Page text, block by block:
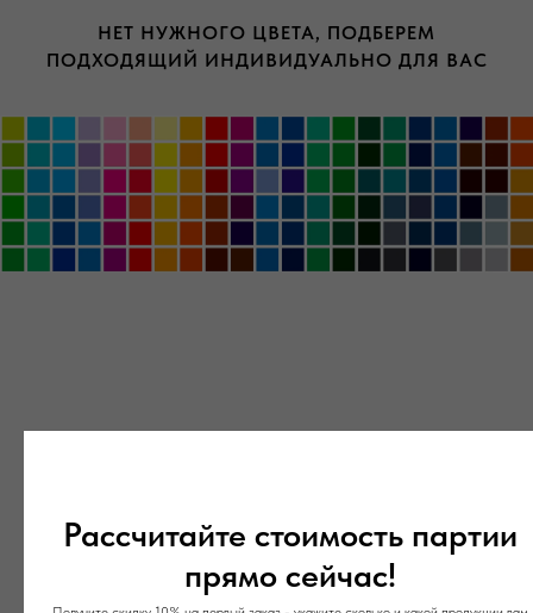
Рассчитайте стоимость партии
прямо сейчас!